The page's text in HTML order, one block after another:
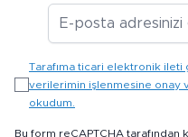
Tarafıma ticari elektronik
verilerimin işlenmesine onay
okudum.
Bu form reCAPTCHA tarafından